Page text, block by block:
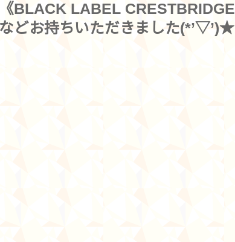
BLACK LABEL CRESTBRIDGE
どお持ちいただきました(*’▽’)★